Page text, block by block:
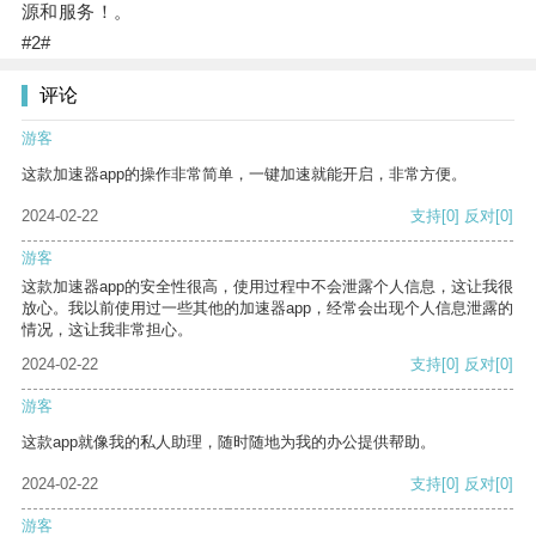
源和服务！。
#2#
评论
游客
这款加速器app的操作非常简单，一键加速就能开启，非常方便。
2024-02-22 支持[0] 反对[0]
游客
这款加速器app的安全性很高，使用过程中不会泄露个人信息，这让我很
放心。我以前使用过一些其他的加速器app，经常会出现个人信息泄露的
情况，这让我非常担心。
2024-02-22
支持[0] 反对[0]
游客
这款app就像我的私人助理，随时随地为我的办公提供帮助。
2024-02-22 支持[0] 反对[0]
游客